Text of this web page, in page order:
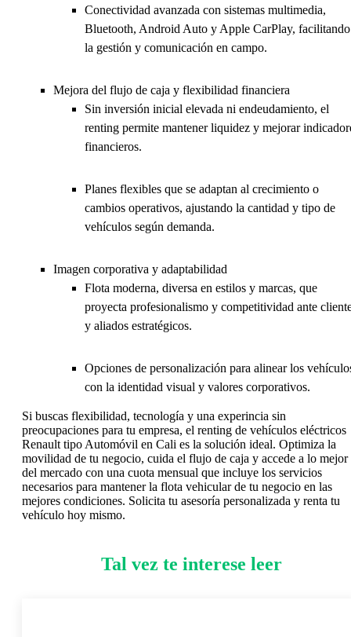
Conectividad avanzada con sistemas multimedia,
Bluetooth, Android Auto y Apple CarPlay, facilitando
la gestión y comunicación en campo.
Mejora del flujo de caja y flexibilidad financiera
Sin inversión inicial elevada ni endeudamiento, el
renting permite mantener liquidez y mejorar
financieros.
Planes flexibles que se adaptan al crecimiento o
cambios operativos, ajustando la cantidad y tipo de
vehículos según demanda.
Imagen corporativa y adaptabilidad
Flota moderna, diversa en estilos y marcas, que
proyecta profesionalismo y competitividad ante
y aliados estratégicos.
Opciones de personalización para alinear los
con la identidad visual y valores corporativos.
Si buscas flexibilidad, tecnología y una experincia sin
preocupaciones para tu empresa, el renting de vehículos eléctricos
Renault tipo Automóvil en Cali es la solución ideal. Optimiza la
movilidad de tu negocio, cuida el flujo de caja y accede a lo mejor
del mercado con una cuota mensual que incluye los servicios
necesarios para mantener la flota vehicular de tu negocio en las
mejores condiciones. Solicita tu asesoría personalizada y renta tu
vehículo hoy mismo.
Tal vez te interese leer